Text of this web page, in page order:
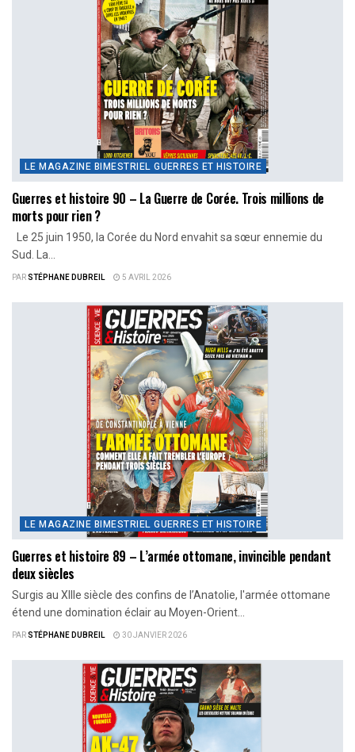
LE MAGAZINE BIMESTRIEL GUERRES ET HISTOIRE
Guerres et histoire 90 – La Guerre de Corée. Trois millions de
morts pour rien ?
Le 25 juin 1950, la Corée du Nord envahit sa sœur ennemie du
Sud. La...
PARSTÉPHANE DUBREIL 5 AVRIL 2026
LE MAGAZINE BIMESTRIEL GUERRES ET HISTOIRE
Guerres et histoire 89 – L’armée ottomane, invincible pendant
deux siècles
Surgis au XIIIe siècle des confins de l’Anatolie, l'armée ottomane
étend une domination éclair au Moyen-Orient...
PARSTÉPHANE DUBREIL 30 JANVIER 2026